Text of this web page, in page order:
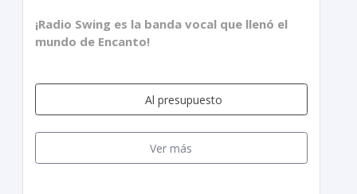
¡Radio Swing es la banda vocal que llenó el
mundo de Encanto!
Al presupuesto
Ver más